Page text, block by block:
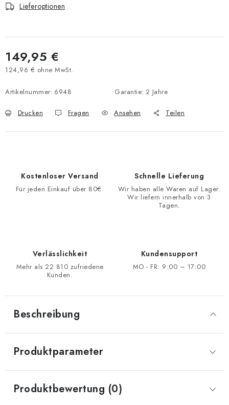
Lieferoptionen
149,95 €
124,96 € ohne MwSt.
Artikelnummer: 6948 Garantie: 2 Jahre
Drucken Fragen Ansehen Teilen
Kostenloser Versand
Für jeden Einkauf über 80€.
Schnelle Lieferung
Wir haben alle Waren auf Lager.
Wir liefern innerhalb von 3
Tagen.
Verlässlichkeit
Mehr als 22 810 zufriedene
Kunden.
Kundensupport
MO - FR: 9:00 – 17:00
Beschreibung
Produktparameter
Produktbewertung (0)